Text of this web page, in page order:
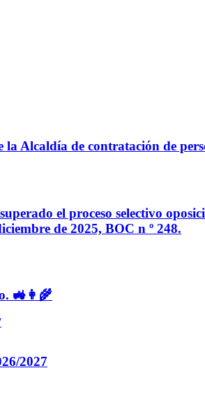
la Alcaldía de contratación de
el proceso selectivo
de 2025, BOC n º 248.
🚜👩‍🌾
2027